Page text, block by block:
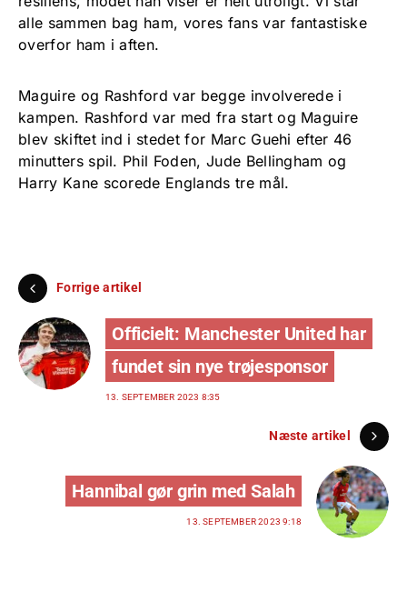
alle sammen bag ham, vores fans var fantastiske
overfor ham i aften.
Maguire og Rashford var begge involverede i
kampen. Rashford var med fra start og Maguire
blev skiftet ind i stedet for Marc Guehi efter 46
minutters spil. Phil Foden, Jude Bellingham og
Harry Kane scorede Englands tre mål.
Forrige artikel
Officielt: Manchester United har
fundet sin nye trøjesponsor
13. SEPTEMBER 2023 8:35
Næste artikel
Hannibal gør grin med Salah
13. SEPTEMBER 2023 9:18